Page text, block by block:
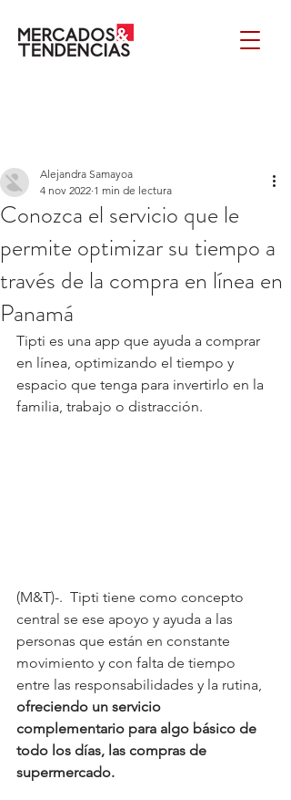
Conozca el servicio que le
permite optimizar su tiempo a
través de la compra en línea en
Panamá
Alejandra Samayoa
4 nov 2022 1 min de lectura
Tipti es una app que ayuda a comprar
en línea, optimizando el tiempo y
espacio que tenga para invertirlo en la
familia, trabajo o distracción.
(M&T)-.  Tipti tiene como concepto
central se ese apoyo y ayuda a las
personas que están en constante
movimiento y con falta de tiempo
entre las responsabilidades y la rutina,
ofreciendo un servicio
complementario para algo básico de
todo los días, las compras de
supermercado.